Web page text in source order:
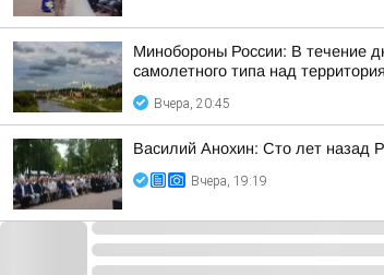
Минобороны России: В течение
самолетного типа над
Вчера, 20:45
Василий Анохин: Сто лет назад
Вчера, 19:19